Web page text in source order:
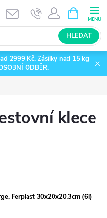
HLEDAT
NÁKUPNÍ
KOŠÍK
2999 Kč. Zásilky nad 15 kg
ODBĚR.
klece
Ferplast 30x20x20,3cm (6l)